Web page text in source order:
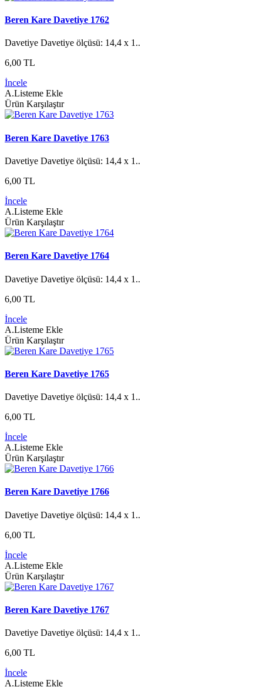
Beren Kare Davetiye 1762
Davetiye Davetiye ölçüsü: 14,4 x 1..
6,00 TL
İncele
A.Listeme Ekle
Ürün Karşılaştır
Beren Kare Davetiye 1763
Davetiye Davetiye ölçüsü: 14,4 x 1..
6,00 TL
İncele
A.Listeme Ekle
Ürün Karşılaştır
Beren Kare Davetiye 1764
Davetiye Davetiye ölçüsü: 14,4 x 1..
6,00 TL
İncele
A.Listeme Ekle
Ürün Karşılaştır
Beren Kare Davetiye 1765
Davetiye Davetiye ölçüsü: 14,4 x 1..
6,00 TL
İncele
A.Listeme Ekle
Ürün Karşılaştır
Beren Kare Davetiye 1766
Davetiye Davetiye ölçüsü: 14,4 x 1..
6,00 TL
İncele
A.Listeme Ekle
Ürün Karşılaştır
Beren Kare Davetiye 1767
Davetiye Davetiye ölçüsü: 14,4 x 1..
6,00 TL
İncele
A.Listeme Ekle